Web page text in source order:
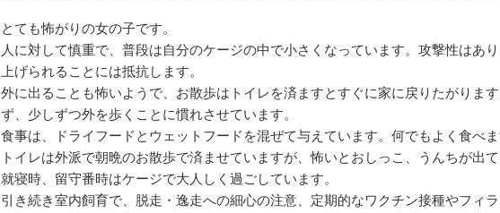
とても怖がりの女の子です。
人に対して慎重で、普段は自分のケージの中で小さくなっています。攻撃性はあ
上げられることには抵抗します。
外に出ることも怖いようで、お散歩はトイレを済ますとすぐに家に戻りたがりま
ず、少しずつ外を歩くことに慣れさせています。
食事は、ドライフードとウェットフードを混ぜて与えています。何でもよく食べま
トイレは外派で朝晩のお散歩で済ませていますが、怖いとおしっこ、うんちが出て
就寝時、留守番時はケージで大人しく過ごしています。
引き続き室内飼育で、脱走・逸走への細心の注意、定期的なワクチン接種やフィ